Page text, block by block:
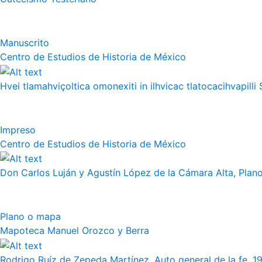
Manuscrito
Centro de Estudios de Historia de México
Hvei tlamahviçoltica omonexiti in ilhvicac tlatocacihvapilli
Impreso
Centro de Estudios de Historia de México
Don Carlos Luján y Agustín López de la Cámara Alta,
Plano o mapa
Mapoteca Manuel Orozco y Berra
Rodrigo Ruíz de Zepeda Martínez, Auto general de la fe,